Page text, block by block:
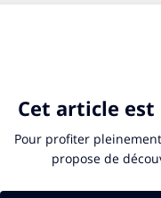
consommateurs
Royaume-Uni et
d’herbe dans leur
alimentaires
Mais selon